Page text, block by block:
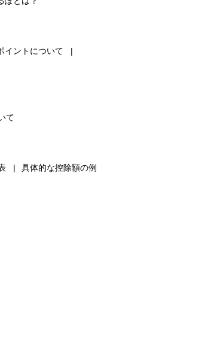
イントについて
て
具体的な控除額の例